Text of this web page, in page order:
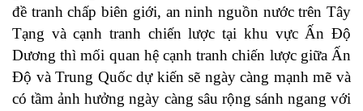
đề tranh chấp biên giới, an ninh nguồn nước trên Tây
Tạng và cạnh tranh chiến lược tại khu vực Ấn Độ
Dương thì mối quan hệ cạnh tranh chiến lược giữa Ấn
Độ và Trung Quốc dự kiến sẽ ngày càng mạnh mẽ và
có tầm ảnh hưởng ngày càng sâu rộng sánh ngang với